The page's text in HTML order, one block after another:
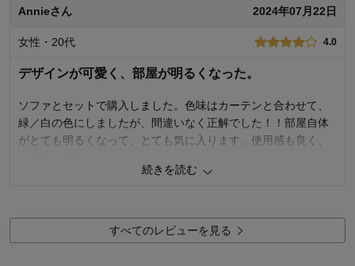
グレイッシュベージュ, 約190×190
商品を使う人： 自分、子供
Annieさん 2024年07月22日
女性・20代 4.0
デザインが可愛く、部屋が明るくなった。
ソファとセットで購入しました。色味はカーテンと合わせて、
緑／白の色にしましたが、間違いなく正解でした！！部屋自体
がとても明るくなって、とても気に入ります。使用感も良く、
価格
4.0
機能
5.0
続きを読む
すべてのレビューを見る